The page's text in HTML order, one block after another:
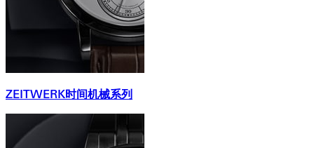
ZEITWERK时间机械系列